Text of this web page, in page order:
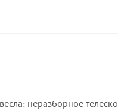
неразборное